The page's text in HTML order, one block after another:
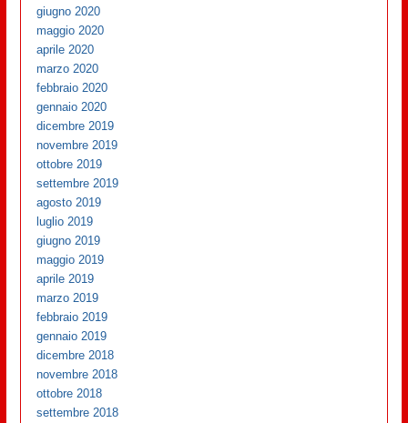
giugno 2020
maggio 2020
aprile 2020
marzo 2020
febbraio 2020
gennaio 2020
dicembre 2019
novembre 2019
ottobre 2019
settembre 2019
agosto 2019
luglio 2019
giugno 2019
maggio 2019
aprile 2019
marzo 2019
febbraio 2019
gennaio 2019
dicembre 2018
novembre 2018
ottobre 2018
settembre 2018